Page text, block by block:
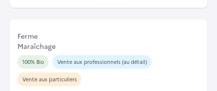
Ferme
Maraîchage
100% Bio Vente aux professionnels (au détail)
Vente aux particuliers